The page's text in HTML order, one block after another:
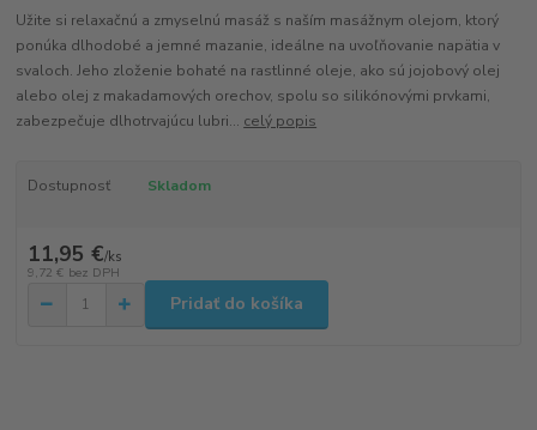
Užite si relaxačnú a zmyselnú masáž s naším masážnym olejom, ktorý
ponúka dlhodobé a jemné mazanie, ideálne na uvoľňovanie napätia v
svaloch. Jeho zloženie bohaté na rastlinné oleje, ako sú jojobový olej
alebo olej z makadamových orechov, spolu so silikónovými prvkami,
zabezpečuje dlhotrvajúcu lubri... celý popis
Dostupnosť Skladom
11,95 €/ks
9,72 € bez DPH
Pridať do košíka